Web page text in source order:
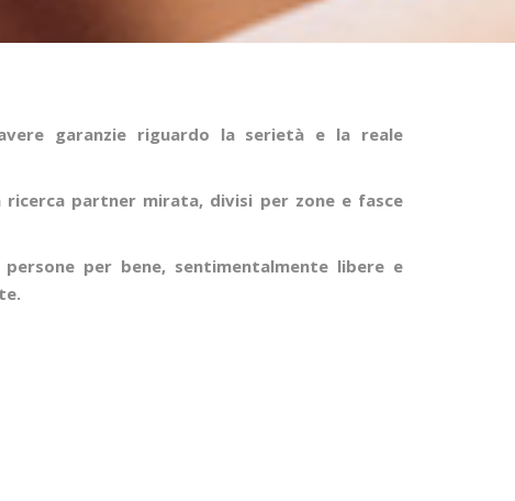
garanzie riguardo la serietà e la reale
partner mirata, divisi per zone e fasce
per bene, sentimentalmente libere e